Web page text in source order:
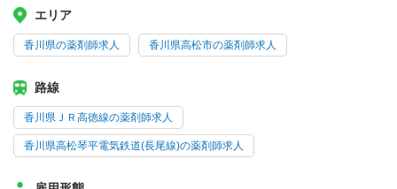
エリア
香川県の薬剤師求人 香川県高松市の薬剤師求人
路線
香川県ＪＲ高徳線の薬剤師求人
香川県高松琴平電気鉄道(長尾線)の薬剤師求人